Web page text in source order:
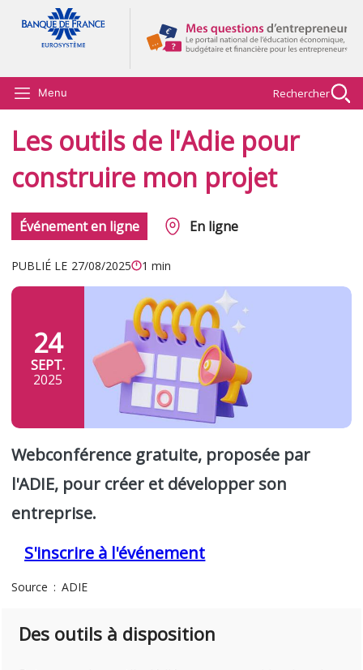
Aller au contenu principal
Menu Rechercher
Les outils de l'Adie pour
construire mon projet
Événement en ligne En ligne
PUBLIÉ LE 27/08/2025 1 min
24
SEPT.
2025
Webconférence gratuite, proposée par
l'ADIE, pour créer et développer son
entreprise.
S'inscrire à l'événement
Source ADIE
Des outils à disposition